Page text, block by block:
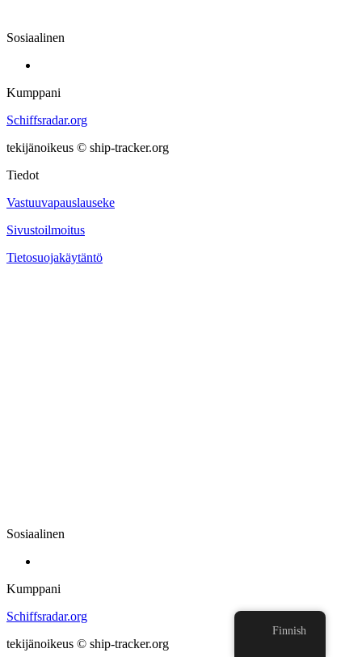
Sosiaalinen
Kumppani
Schiffsradar.org
tekijänoikeus © ship-tracker.org
Tiedot
Vastuuvapauslauseke
Sivustoilmoitus
Tietosuojakäytäntö
Sosiaalinen
Kumppani
Schiffsradar.org
tekijänoikeus © ship-tracker.org
Finnish